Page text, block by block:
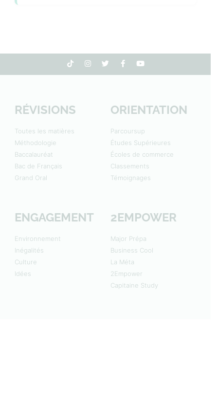
RÉVISIONS
Toutes les matières
Méthodologie
Baccalauréat
Bac de Français
Grand Oral
ORIENTATION
Parcoursup
Études Supérieures
Écoles de commerce
Classements
Témoignages
ENGAGEMENT
Environnement
Inégalités
Culture
Idées
2EMPOWER
Major Prépa
Business Cool
La Méta
2Empower
Capitaine Study